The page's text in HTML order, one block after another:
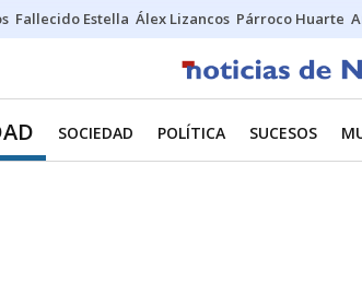
Fallecido Estella Álex Lizancos Párroco Huarte
SOCIEDAD POLÍTICA SUCESOS